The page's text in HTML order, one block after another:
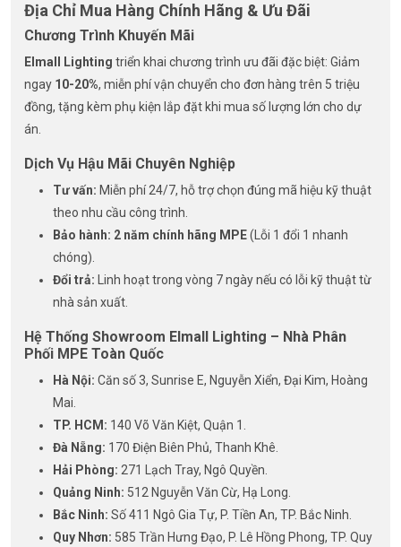
Địa Chỉ Mua Hàng Chính Hãng & Ưu Đãi
Chương Trình Khuyến Mãi
Elmall Lighting triển khai chương trình ưu đãi đặc biệt: Giảm
ngay 10-20%, miễn phí vận chuyển cho đơn hàng trên 5 triệu
đồng, tặng kèm phụ kiện lắp đặt khi mua số lượng lớn cho dự
án.
Dịch Vụ Hậu Mãi Chuyên Nghiệp
Tư vấn: Miễn phí 24/7, hỗ trợ chọn đúng mã hiệu kỹ thuật
theo nhu cầu công trình.
Bảo hành: 2 năm chính hãng MPE(Lỗi 1 đổi 1 nhanh
chóng).
Đổi trả: Linh hoạt trong vòng 7 ngày nếu có lỗi kỹ thuật từ
nhà sản xuất.
Hệ Thống Showroom Elmall Lighting – Nhà Phân
Phối MPE Toàn Quốc
Hà Nội: Căn số 3, Sunrise E, Nguyễn Xiển, Đại Kim, Hoàng
Mai.
TP. HCM: 140 Võ Văn Kiệt, Quận 1.
Đà Nẵng: 170 Điện Biên Phủ, Thanh Khê.
Hải Phòng: 271 Lạch Tray, Ngô Quyền.
Quảng Ninh: 512 Nguyễn Văn Cừ, Hạ Long.
Bắc Ninh: Số 411 Ngô Gia Tự, P. Tiền An, TP. Bắc Ninh.
Quy Nhơn: 585 Trần Hưng Đạo, P. Lê Hồng Phong, TP. Quy